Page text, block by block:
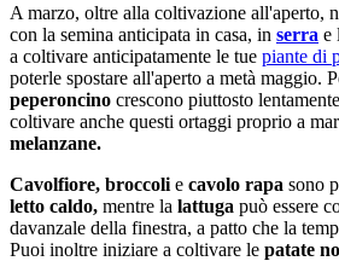
A marzo, oltre alla coltivazione all'aperto,
con la semina anticipata in casa, in serra e
a coltivare anticipatamente le tue piante di
poterle spostare all'aperto a metà maggio.
peperoncino crescono piuttosto
coltivare anche questi ortaggi proprio a
melanzane.
Cavolfiore, broccoli e cavolo rapa sono
letto caldo, mentre la lattuga può essere
davanzale della finestra, a patto che la
Puoi inoltre iniziare a coltivare le patate